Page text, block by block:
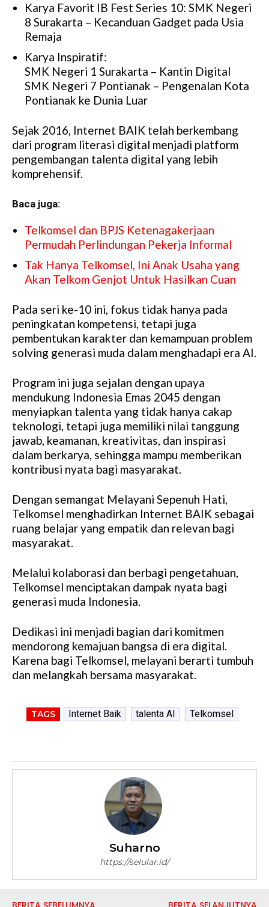
Karya Favorit IB Fest Series 10: SMK Negeri
8 Surakarta – Kecanduan Gadget pada Usia
Remaja
Karya Inspiratif:
SMK Negeri 1 Surakarta – Kantin Digital
SMK Negeri 7 Pontianak – Pengenalan Kota
Pontianak ke Dunia Luar
Sejak 2016, Internet BAIK telah berkembang
dari program literasi digital menjadi platform
pengembangan talenta digital yang lebih
komprehensif.
Baca juga:
Telkomsel dan BPJS Ketenagakerjaan
Permudah Perlindungan Pekerja Informal
Tak Hanya Telkomsel, Ini Anak Usaha yang
Akan Telkom Genjot Untuk Hasilkan Cuan
Pada seri ke-10 ini, fokus tidak hanya pada
peningkatan kompetensi, tetapi juga
pembentukan karakter dan kemampuan problem
solving generasi muda dalam menghadapi era AI.
Program ini juga sejalan dengan upaya
mendukung Indonesia Emas 2045 dengan
menyiapkan talenta yang tidak hanya cakap
teknologi, tetapi juga memiliki nilai tanggung
jawab, keamanan, kreativitas, dan inspirasi
dalam berkarya, sehingga mampu memberikan
kontribusi nyata bagi masyarakat.
Dengan semangat Melayani Sepenuh Hati,
Telkomsel menghadirkan Internet BAIK sebagai
ruang belajar yang empatik dan relevan bagi
masyarakat.
Melalui kolaborasi dan berbagi pengetahuan,
Telkomsel menciptakan dampak nyata bagi
generasi muda Indonesia.
Dedikasi ini menjadi bagian dari komitmen
mendorong kemajuan bangsa di era digital.
Karena bagi Telkomsel, melayani berarti tumbuh
dan melangkah bersama masyarakat.
TAGS Internet Baik talenta AI Telkomsel
Suharno
https://selular.id/